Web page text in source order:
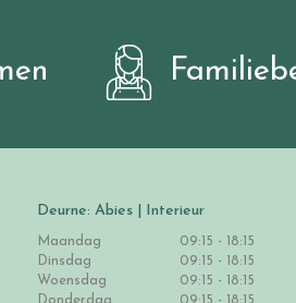
Deurne: Abies | Interieur
Maandag
09:15 - 18:15
Dinsdag
09:15 - 18:15
Woensdag
09:15 - 18:15
Donderdag
09:15 - 18:15